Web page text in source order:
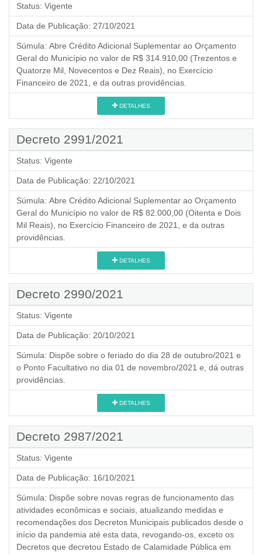
Status: Vigente
Data de Publicação: 27/10/2021
Súmula: Abre Crédito Adicional Suplementar ao Orçamento
Geral do Município no valor de R$ 314.910,00 (Trezentos e
Quatorze Mil, Novecentos e Dez Reais), no Exercício
Financeiro de 2021, e da outras providências.
DETALHES
Decreto 2991/2021
Status: Vigente
Data de Publicação: 22/10/2021
Súmula: Abre Crédito Adicional Suplementar ao Orçamento
Geral do Município no valor de R$ 82.000,00 (Oitenta e Dois
Mil Reais), no Exercício Financeiro de 2021, e da outras
providências.
DETALHES
Decreto 2990/2021
Status: Vigente
Data de Publicação: 20/10/2021
Súmula: Dispõe sobre o feriado do dia 28 de outubro/2021 e
o Ponto Facultativo no dia 01 de novembro/2021 e, dá outras
providências.
DETALHES
Decreto 2987/2021
Status: Vigente
Data de Publicação: 16/10/2021
Súmula: Dispõe sobre novas regras de funcionamento das
atividades econômicas e sociais, atualizando medidas e
recomendações dos Decretos Municipais publicados desde o
início da pandemia até esta data, revogando-os, exceto os
Decretos que decretou Estado de Calamidade Pública em